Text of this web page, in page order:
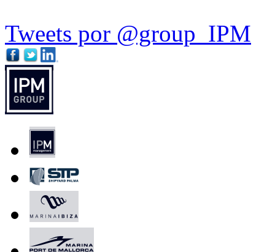
Tweets por @group_IPM